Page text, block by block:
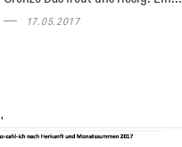
17.05.2017